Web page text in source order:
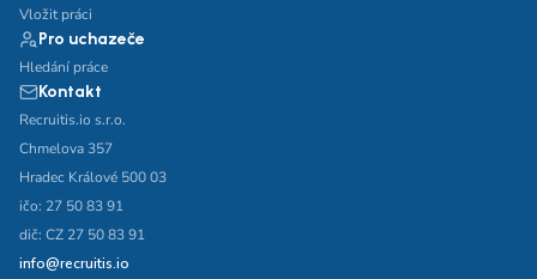
Vložit práci
Pro uchazeče
Hledání práce
Kontakt
Recruitis.io s.r.o.
Chmelova 357
Hradec Králové 500 03
ičo: 27 50 83 91
dič: CZ 27 50 83 91
info@recruitis.io